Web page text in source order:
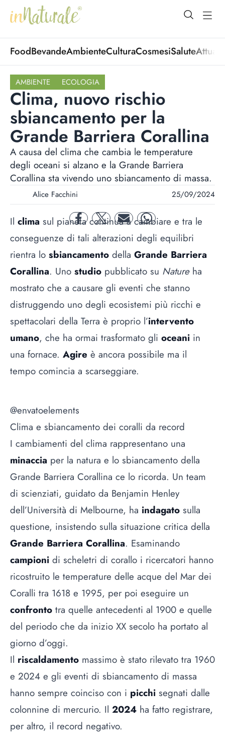
open
FoodBevandeAmbienteCulturaCosmesiSalute
AMBIENTE ECOLOGIA
Clima, nuovo rischio
sbiancamento per la
Grande Barriera Corallina
A causa del clima che cambia le temperature
degli oceani si alzano e la Grande Barriera
Corallina sta vivendo uno sbiancamento di massa.
Alice Facchini 25/09/2024
facebooktwitter mail whatsapp
Il clima sul pianeta continua a cambiare e tra le
conseguenze di tali alterazioni degli equilibri
rientra lo sbiancamento della Grande Barriera
Corallina. Uno studio pubblicato su Nature ha
mostrato che a causare gli eventi che stanno
distruggendo uno degli ecosistemi più ricchi e
spettacolari della Terra è proprio l’intervento
umano, che ha ormai trasformato gli oceani in
una fornace. Agire è ancora possibile ma il
tempo comincia a scarseggiare.
@envatoelements
Clima e sbiancamento dei coralli da record
I cambiamenti del clima rappresentano una
minaccia per la natura e lo sbiancamento della
Grande Barriera Corallina ce lo ricorda. Un team
di scienziati, guidato da Benjamin Henley
dell’Università di Melbourne, ha indagato sulla
questione, insistendo sulla situazione critica della
Grande Barriera Corallina. Esaminando
campioni di scheletri di corallo i ricercatori hanno
ricostruito le temperature delle acque del Mar dei
Coralli tra 1618 e 1995, per poi eseguire un
confronto tra quelle antecedenti al 1900 e quelle
del periodo che da inizio XX secolo ha portato al
giorno d’oggi.
Il riscaldamento massimo è stato rilevato tra 1960
e 2024 e gli eventi di sbiancamento di massa
hanno sempre coinciso con i picchi segnati dalle
colonnine di mercurio. Il 2024 ha fatto registrare,
per altro, il record negativo.